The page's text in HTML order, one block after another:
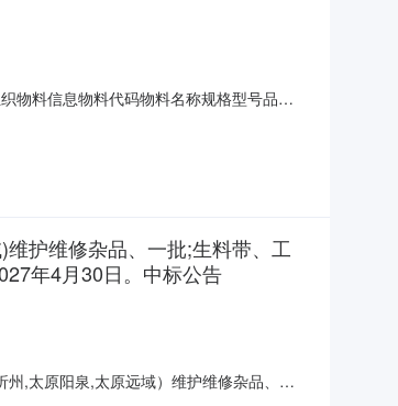
物料信息物料代码物料名称规格型号品牌
护维修杂品、一批;生料带、工
年4月30日。中标公告
,太原阳泉,太原远域）维护维修杂品、一